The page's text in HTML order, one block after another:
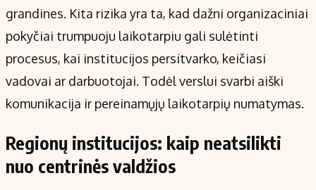
grandines. Kita rizika yra ta, kad dažni organizaciniai
pokyčiai trumpuoju laikotarpiu gali sulėtinti
procesus, kai institucijos persitvarko, keičiasi
vadovai ar darbuotojai. Todėl verslui svarbi aiški
komunikacija ir pereinamųjų laikotarpių numatymas.
Regionų institucijos: kaip neatsilikti
nuo centrinės valdžios